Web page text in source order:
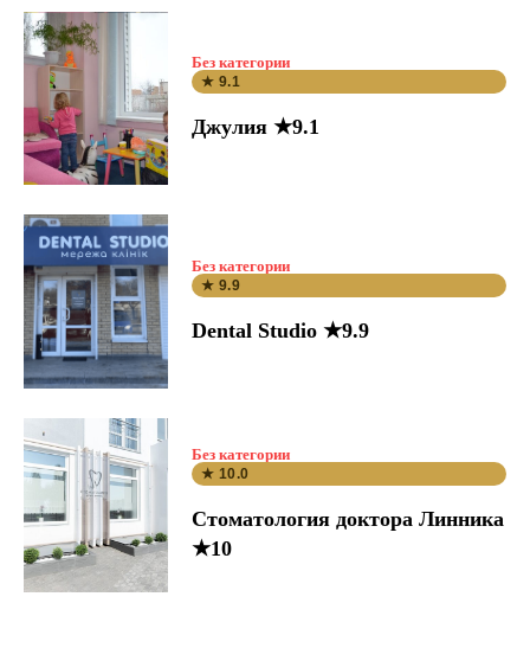
Без категории
★ 9.1
Джулия ★9.1
Без категории
★ 9.9
Dental Studio ★9.9
Без категории
★ 10.0
Стоматология доктора Линника
★10